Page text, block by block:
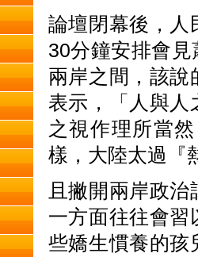
論壇閉幕後，人
30分鐘安排會
兩岸之間，該說
表示，「人與人
之視作理所當
樣，大陸太過『
且撇開兩岸政
一方面往往會習
些嬌生慣養的孩